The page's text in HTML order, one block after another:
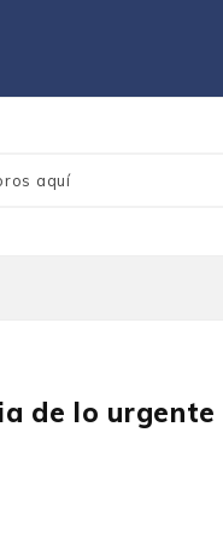
de lo urgente